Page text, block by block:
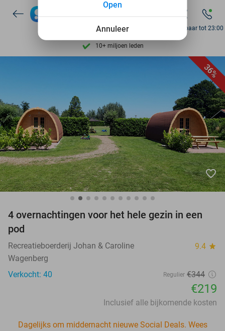
Ontdek 15.000+ deals
7 dagen per week beschikbaar
10+ miljoen leden
206.468 reviews
7 dagen per week beschikbaar
10+ miljoen leden
Bereikbaar tot 23:00
36%
favorite_border
4 overnachtingen voor het hele gezin in een
pod
Recreatieboerderij Johan & Caroline 9.4 star
Wagenberg
Verkocht: 40
Regulier €344
€219
Inclusief alle bijkomende kosten
Dagelijks om middernacht nieuwe Social Deals. Wees
Annuleer
Open